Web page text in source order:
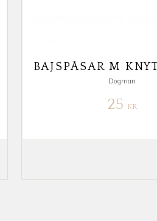
Dogman
25 KR